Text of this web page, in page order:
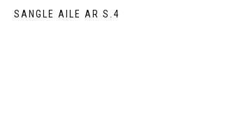
SANGLE AILE AR S.4